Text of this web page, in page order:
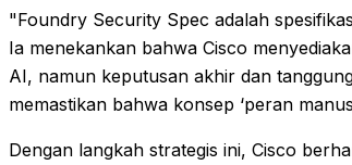
"Foundry Security Spec adalah
Ia menekankan bahwa Cisco
AI, namun keputusan akhir dan
memastikan bahwa konsep ‘peran
Dengan langkah strategis ini, Cisco